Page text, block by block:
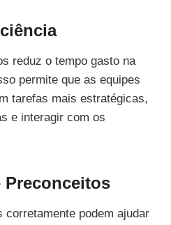
reduz o tempo gasto na
permite que as equipes
tarefas mais estratégicas,
e interagir com os
Preconceitos
corretamente podem ajudar